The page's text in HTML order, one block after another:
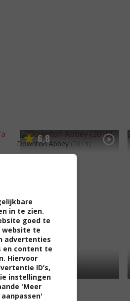
6,8
Downton Abbey (2019)
in te zien.
goed te
website te
advertenties
en content te
Hiervoor
ID’s,
instellingen
'Meer